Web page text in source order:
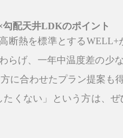
配天井LDKのポイント
断熱を標準とする
らげ、一年中温度差の少
に合わせたプラン提案も
くない」という方は、